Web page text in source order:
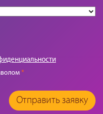
*
Отправить заявку